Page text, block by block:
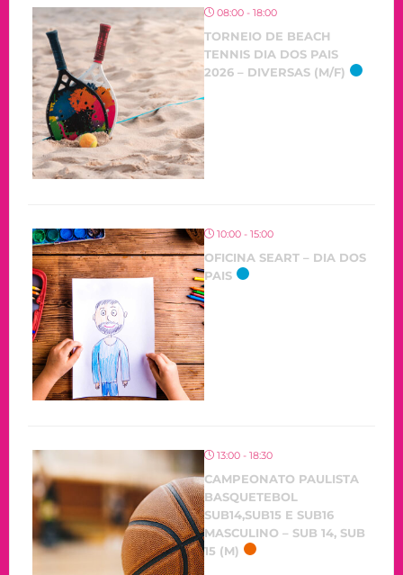
08:00 - 18:00
TORNEIO DE BEACH
TENNIS DIA DOS PAIS
2026 – DIVERSAS (M/F)
10:00 - 15:00
OFICINA SEART – DIA DOS
PAIS
13:00 - 18:30
CAMPEONATO PAULISTA
BASQUETEBOL
SUB14,SUB15 E SUB16
MASCULINO – SUB 14, SUB
15 (M)